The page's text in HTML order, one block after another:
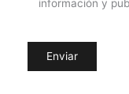
información y